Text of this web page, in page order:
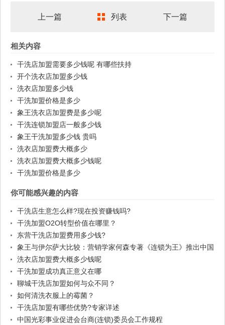
上一篇 列表 下一篇
相关内容
干洗店加盟需要多少钱呢 有哪些扶持
开个洗衣店加盟多少钱
洗衣店加盟多少钱
干洗加盟价格是多少
象王洗衣店加盟费是多少呢
干洗连锁加盟店一般多少钱
象王干洗加盟多少钱 贵吗
洗衣店加盟费大概多少
洗衣店加盟费大概多少钱呢
干洗加盟价格是多少
你可能感兴趣的内容
干洗店生意怎么样?现在投资赚钱吗?
干洗加盟O2O转型价值在哪里？
东营干洗店加盟费用多少钱?
象王与伊尔萨大比较：营销学家何森专著《连锁为王》推出中国
干洗连锁企业执行力考辨
洗衣店加盟费大概多少钱呢
干洗加盟成功真正意义在哪
聊城干洗店加盟如何与众不同？
如何清洗衣服上的霉菌？
干洗店加盟有哪些优势?专家详述
中国光彩事业促进会台商(连锁)委员会工作规程